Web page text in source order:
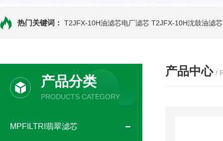
热门关键词： T2JFX-10H油滤芯电厂滤芯 T2JFX-10H沈鼓油滤芯
产品分类
PRODUCTS CATEGORY
MPFILTRI翡翠滤芯
产品中心 /